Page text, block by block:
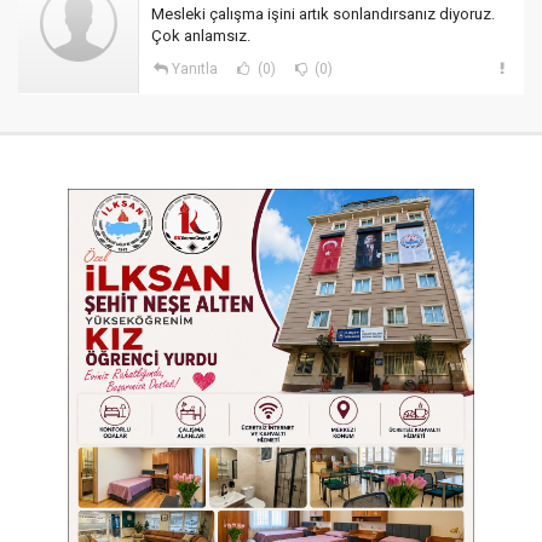
Mesleki çalışma işini artık sonlandırsanız diyoruz.
Çok anlamsız.
Yanıtla (0) (0)